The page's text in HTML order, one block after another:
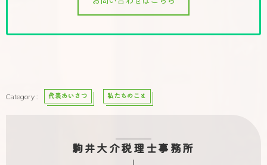
代表あいさつ 私たちのこと
駒井大介税理士事務所